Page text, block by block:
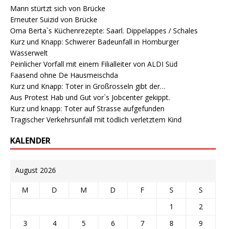
Mann stürtzt sich von Brücke
Erneuter Suizid von Brücke
Oma Berta`s Küchenrezepte: Saarl. Dippelappes / Schales
Kurz und Knapp: Schwerer Badeunfall in Homburger
Wasserwelt
Peinlicher Vorfall mit einem Filialleiter von ALDI Süd
Faasend ohne De Hausmeischda
Kurz und Knapp: Toter in Großrosseln gibt der…
Aus Protest Hab und Gut vor`s Jobcenter gekippt.
Kurz und knapp: Toter auf Strasse aufgefunden
Tragischer Verkehrsunfall mit tödlich verletztem Kind
KALENDER
August 2026
M D M D F S
S
1
2
3
4 5 6 7 8
9